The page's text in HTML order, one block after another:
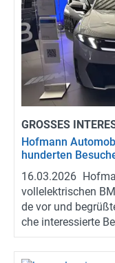
GRO­SSES
Hof­mann
hun­der­ten
16.03.2026
voll­elek­tri­schen
de vor und
che in­ter­es­sier­te